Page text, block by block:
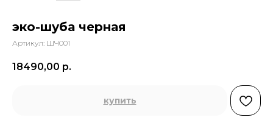
эко-шуба черная
Артикул: ШЧ001
18490,00 р.
купить